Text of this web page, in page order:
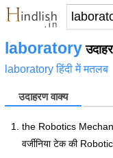
laboratory
laboratory हिंदी में मतलब
उदाहरण वाक्य
the Robotics
वर्जीनिया टेक की